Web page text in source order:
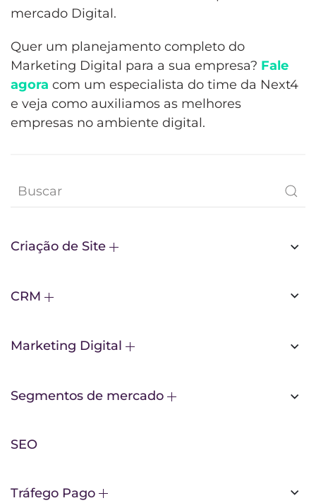
mercado Digital.
Quer um planejamento completo do
Marketing Digital para a sua empresa? Fale
agora com um especialista do time da Next4
e veja como auxiliamos as melhores
empresas no ambiente digital.
Criação de Site
CRM
Marketing Digital
Segmentos de mercado
SEO
Tráfego Pago